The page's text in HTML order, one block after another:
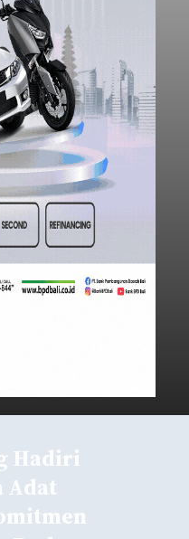
Hadiri
Adat